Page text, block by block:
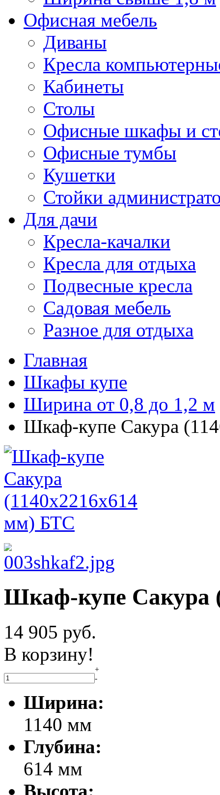
Офисная мебель
Диваны
Кресла
Кабинеты
Столы
Офисные шкафы и
Офисные тумбы
Кушетки
Стойки
Для дачи
Кресла-качалки
Кресла для отдыха
Подвесные кресла
Садовая мебель
Разное для отдыха
Главная
Шкафы купе
Ширина от 0,8 до 1,2 м
Шкаф-купе Сакура
Шкаф-купе Сакура
14 905 руб.
В корзину!
+
-
Ширина:
1140 мм
Глубина:
614 мм
Высота: